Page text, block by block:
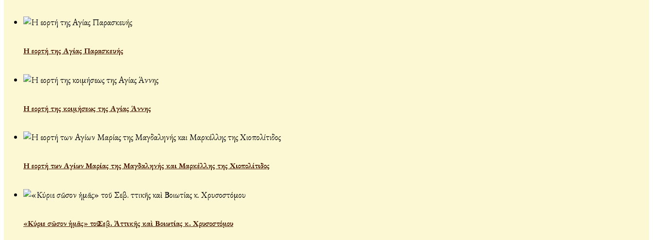
Η εορτή της Αγίας Παρασκευής
Η εορτή της κοιμήσεως της Αγίας Άννης
Η εορτή των Αγίων Μαρίας της Μαγδαληνής και Μαρκέλλης της Χιοπολίτιδος
«Κύριε σῶσον ἡμᾶς» τοῦ Σεβ. Ἀττικῆς καὶ Βοιωτίας κ. Χρυσοστόμου